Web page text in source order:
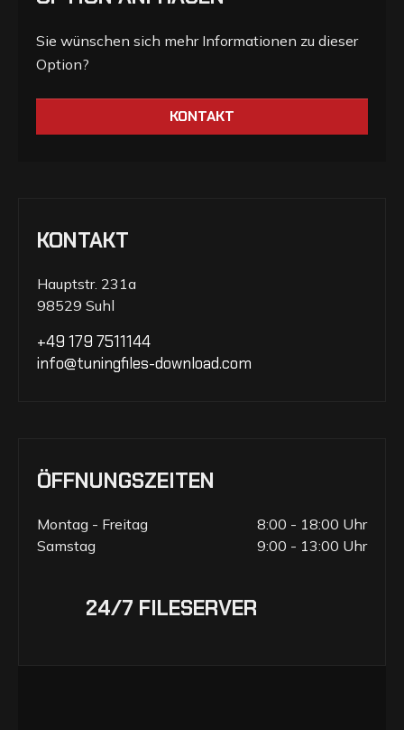
Sie wünschen sich mehr Informationen zu dieser
Option?
KONTAKT
KONTAKT
Hauptstr. 231a
98529 Suhl
+49 179 7511144
info@tuningfiles-download.com
ÖFFNUNGSZEITEN
Montag - Freitag
8:00 - 18:00 Uhr
Samstag
9:00 - 13:00 Uhr
24/7 FILESERVER